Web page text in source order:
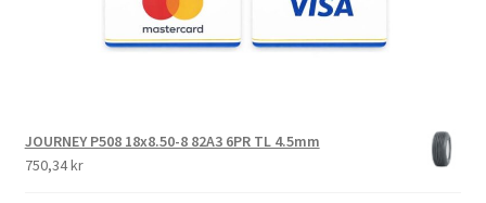
JOURNEY P508 18x8.50-8 82A3 6PR TL 4.5mm
750,34 kr